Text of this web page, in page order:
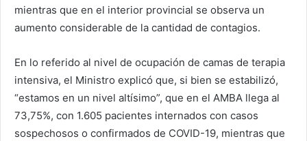
mientras que en el interior provincial se observa un
aumento considerable de la cantidad de contagios.
En lo referido al nivel de ocupación de camas de terapia
intensiva, el Ministro explicó que, si bien se estabilizó,
“estamos en un nivel altísimo”, que en el AMBA llega al
73,75%, con 1.605 pacientes internados con casos
sospechosos o confirmados de COVID-19, mientras que